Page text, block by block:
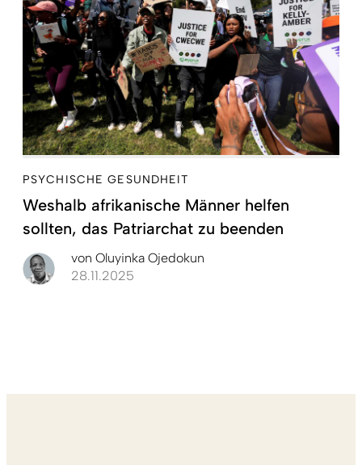
PSYCHISCHE GESUNDHEIT
Weshalb afrikanische Männer helfen
sollten, das Patriarchat zu beenden
von Oluyinka Ojedokun
28.11.2025